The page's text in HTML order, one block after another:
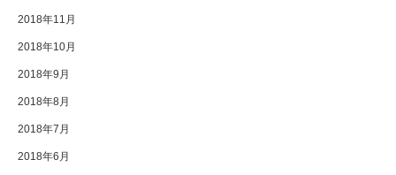
2018年11月
2018年10月
2018年9月
2018年8月
2018年7月
2018年6月